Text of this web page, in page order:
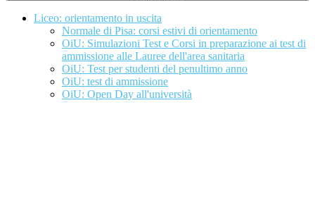
Liceo: orientamento in uscita
Normale di Pisa: corsi estivi di orientamento
OiU: Simulazioni Test e Corsi in preparazione ai test di
ammissione alle Lauree dell'area sanitaria
OiU: Test per studenti del penultimo anno
OiU: test di ammissione
OiU: Open Day all'università